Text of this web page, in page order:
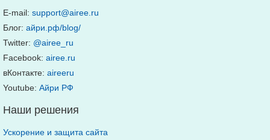
E-mail: support@airee.ru
Блог: айри.рф/blog/
Twitter: @airee_ru
Facebook: airee.ru
вКонтакте: aireeru
Youtube: Айри РФ
Наши решения
Ускорение и защита сайта